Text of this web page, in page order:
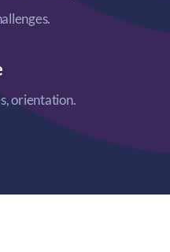
orientation.